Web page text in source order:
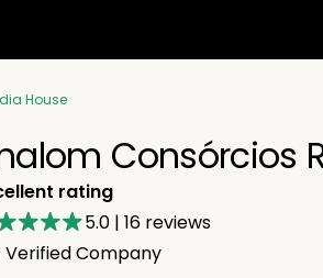
House
Consórcios
rating
5.0 | 16reviews
Verified Company